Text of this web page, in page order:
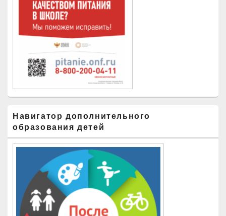
Навигатор дополнительного
образования детей